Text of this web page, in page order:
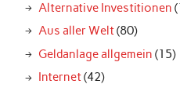
Alternative Investitionen
Aus aller Welt(80)
Geldanlage allgemein (15)
Internet(42)